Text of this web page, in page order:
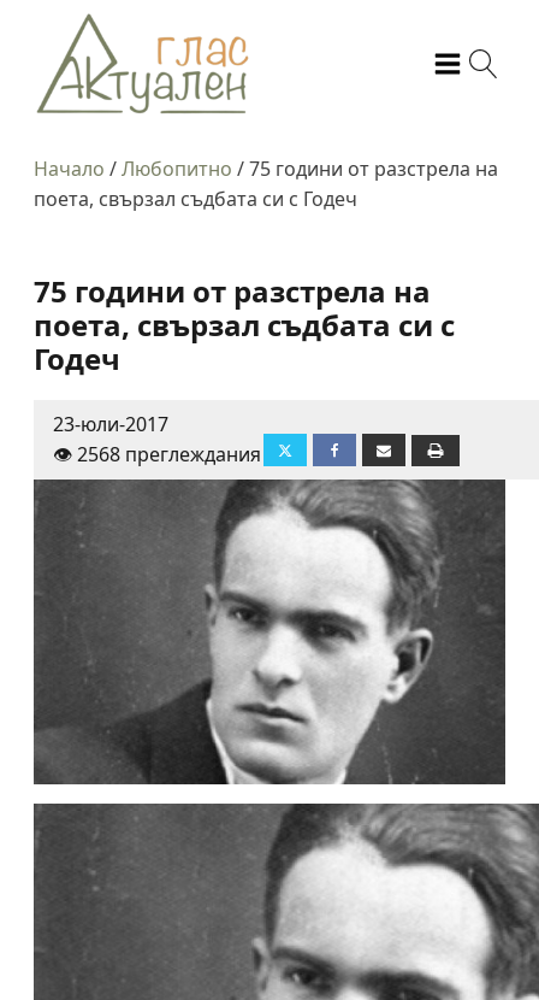
Начало /Любопитно /75 години от разстрела на
поета, свързал съдбата си с Годеч
75 години от разстрела на
поета, свързал съдбата си с
Годеч
23-юли-2017
👁️ 2568 преглеждания